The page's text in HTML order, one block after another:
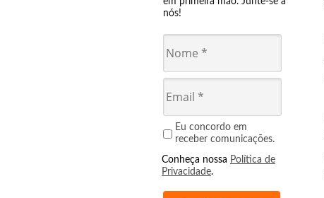
nós!
Eu concordo em
receber comunicações.
Conheça nossa Política de
Privacidade.